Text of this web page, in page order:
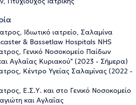
Ιδιωτικό ιατρείο, Σαλαμίνα
& Bassetlaw Hospitals NHS
Γενικό Νοσοκομείο Παίδων
Αγλαΐας Κυριακού" (2023 - Σήμερα)
Κέντρο Υγείας Σαλαμίνας (2022 -
Ε.Σ.Υ. και στο Γενικό Νοσοκομείο
και Αγλαΐας